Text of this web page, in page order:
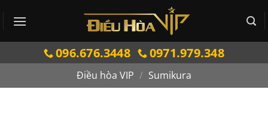
qua
096.676.3448 0971.979.348
Điều hòa VIP / Sumikura